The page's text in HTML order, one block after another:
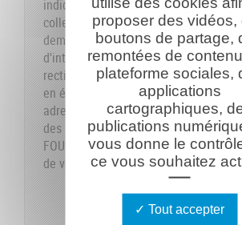
indiquons sur le formulaire les
collecte est obligatoire pour pouvoir
demande. Vous disposez de vos droits
d'interrogation, accès, modification,
rectification et suppression que vous
en écrivant au responsable du
adressant à la Caverne du Dragon-
des Dames - RD 18 CD - 02160
FOULON et en joignant à votre
de votre pièce d'identité.En savoir
proposer des vidéos,
boutons de partage,
remontées de
plateforme sociales,
applications
cartographiques,
publications
vous donne le
ce vous souhaitez
Tout accepter